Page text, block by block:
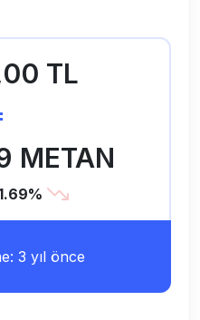
TL
METAN
3 yıl önce